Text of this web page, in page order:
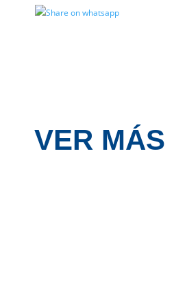
VER MÁS